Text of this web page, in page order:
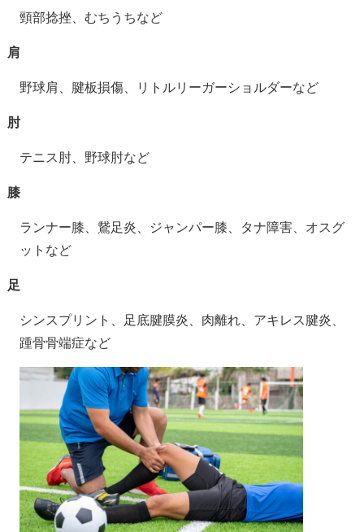
頸部捻挫、むちうちなど
肩
野球肩、腱板損傷、 リトルリーガーショルダーなど
肘
テニス肘、野球肘など
膝
ランナー膝、鵞足炎、ジャンパー膝、タナ障害、オスグ
ットなど
足
シンスプリント、足底腱膜炎、肉離れ、アキレス腱炎、
踵骨骨端症など